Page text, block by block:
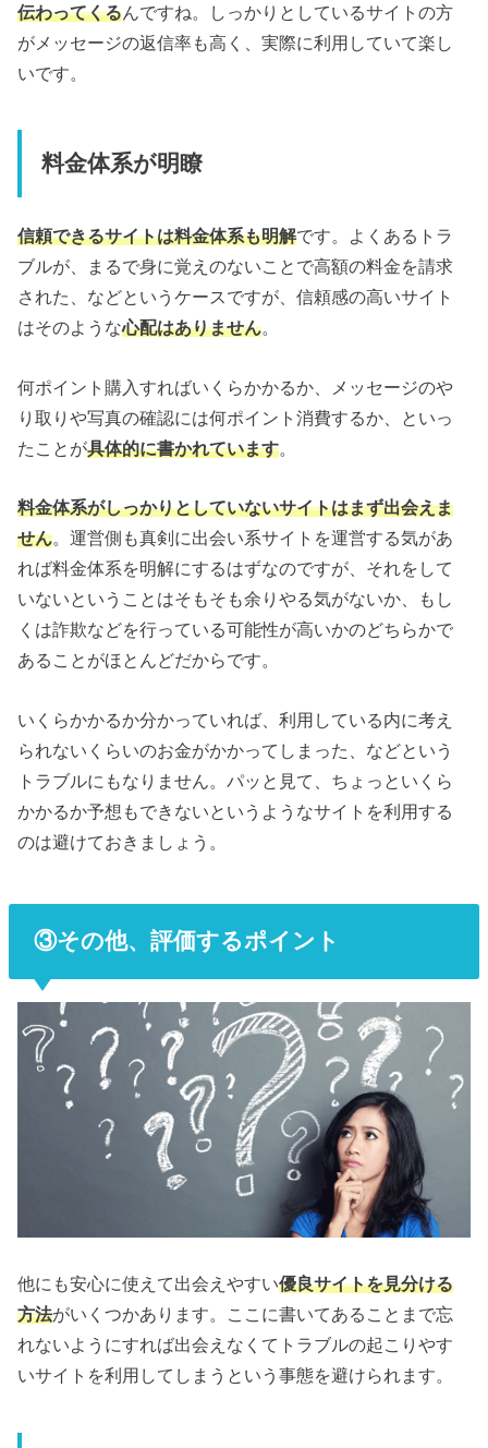
伝わってくるんですね。しっかりとしているサイトの方
がメッセージの返信率も高く、実際に利用していて楽し
いです。
料金体系が明瞭
信頼できるサイトは料金体系も明解です。よくあるトラ
ブルが、まるで身に覚えのないことで高額の料金を請求
された、などというケースですが、信頼感の高いサイト
はそのような心配はありません。
何ポイント購入すればいくらかかるか、メッセージのや
り取りや写真の確認には何ポイント消費するか、といっ
たことが具体的に書かれています。
料金体系がしっかりとしていないサイトはまず出会えま
せん。運営側も真剣に出会い系サイトを運営する気があ
れば料金体系を明解にするはずなのですが、それをして
いないということはそもそも余りやる気がないか、もし
くは詐欺などを行っている可能性が高いかのどちらかで
あることがほとんどだからです。
いくらかかるか分かっていれば、利用している内に考え
られないくらいのお金がかかってしまった、などという
トラブルにもなりません。パッと見て、ちょっといくら
かかるか予想もできないというようなサイトを利用する
のは避けておきましょう。
③その他、評価するポイント
他にも安心に使えて出会えやすい優良サイトを見分ける
方法がいくつかあります。ここに書いてあることまで忘
れないようにすれば出会えなくてトラブルの起こりやす
いサイトを利用してしまうという事態を避けられます。